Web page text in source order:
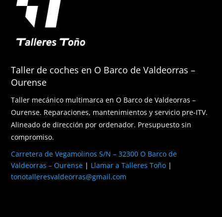
Taller de coches en O Barco de Valdeorras –
Ourense
Taller mecánico multimarca en O Barco de Valdeorras –
Ourense. Reparaciones, mantenimientos y servicio pre-ITV.
Alineado de dirección por ordenador. Presupuesto sin
compromiso.
Carretera de Vegamolinos S/N – 32300 O Barco de
Valdeorras – Ourense | Llamar a Talleres Toño |
tonotalleresvaldeorras@gmail.com